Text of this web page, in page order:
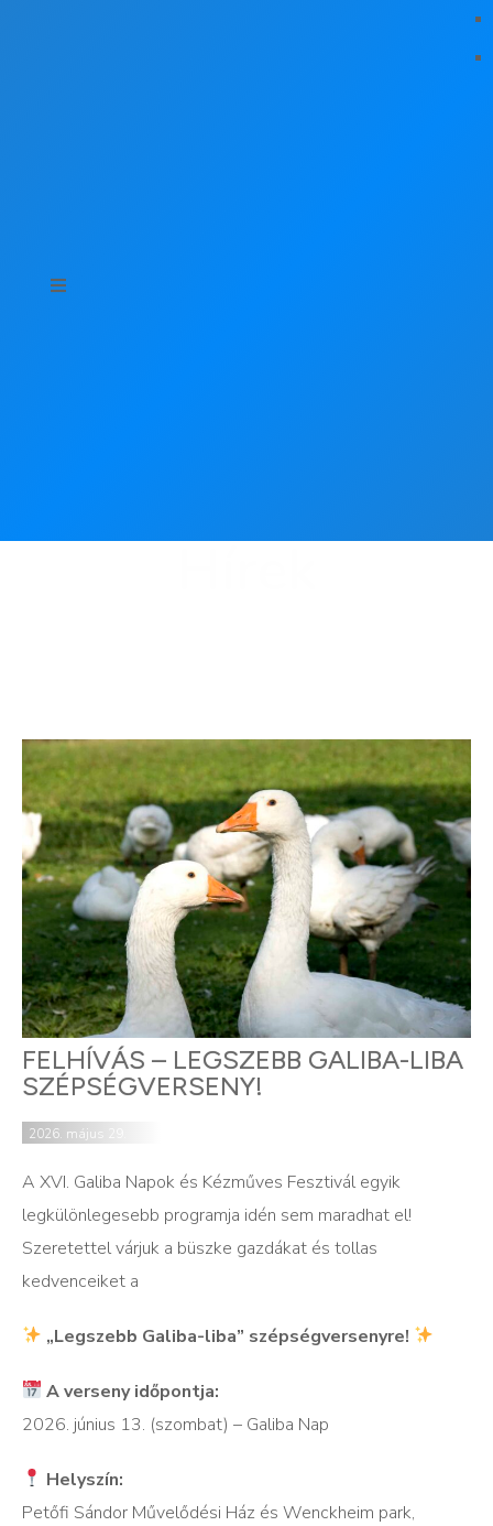
FELHÍVÁS – LEGSZEBB GALIBA-LIBA
SZÉPSÉGVERSENY!
2026. május 29.
A XVI. Galiba Napok és Kézműves Fesztivál egyik
legkülönlegesebb programja idén sem maradhat el!
Szeretettel várjuk a büszke gazdákat és tollas
kedvenceiket a
„Legszebb Galiba-liba” szépségversenyre!
A verseny időpontja:
2026. június 13. (szombat) – Galiba Nap
Helyszín:
Petőfi Sándor Művelődési Ház és Wenckheim park,